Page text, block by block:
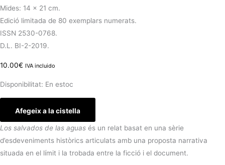
Mides: 14 × 21 cm.
Edició limitada de 80 exemplars numerats.
ISSN 2530-0768.
D.L. BI-2-2019.
10.00€ IVA incluido
Disponibilitat: En estoc
Afegeix a la cistella
Los salvados de las aguas és un relat basat en una sèrie
d’esdeveniments històrics articulats amb una proposta narrativa
situada en el límit i la trobada entre la ficció i el document.